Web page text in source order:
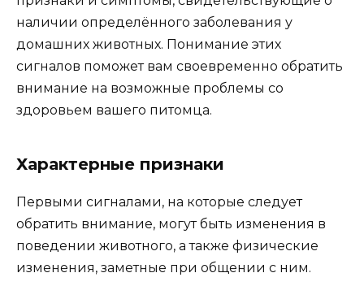
наличии определённого заболевания у
домашних животных. Понимание этих
сигналов поможет вам своевременно обратить
внимание на возможные проблемы со
здоровьем вашего питомца.
Характерные признаки
Первыми сигналами, на которые следует
обратить внимание, могут быть изменения в
поведении животного, а также физические
изменения, заметные при общении с ним.